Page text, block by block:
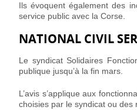
Ils évoquent également des
service public avec la Corse.
NATIONAL CIVIL
Le syndicat Solidaires
publique jusqu’à la fin mars.
L’avis s’applique aux
choisies par le syndicat ou des